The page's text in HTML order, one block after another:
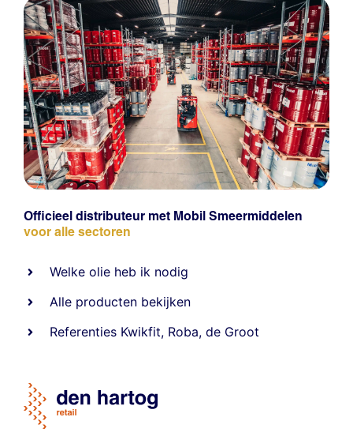
Officieel distributeur met Mobil Smeermiddelen
voor alle sectoren
Welke olie heb ik nodig
Alle producten bekijken
Referenties Kwikfit, Roba,de Groot